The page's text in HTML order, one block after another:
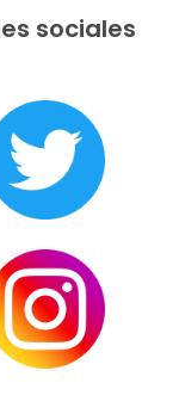
sociales